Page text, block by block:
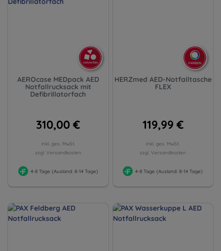
AEROcase MEDpack AED
Notfallrucksack mit
Defibrillatorfach
310,00 €
inkl. ges. MwSt.
zzgl. Versandkosten
4-8 Tage (Ausland: 8-14 Tage)
HERZmed AED-Notfalltasche
FLEX
119,99 €
inkl. ges. MwSt.
zzgl. Versandkosten
4-8 Tage (Ausland: 8-14 Tage)